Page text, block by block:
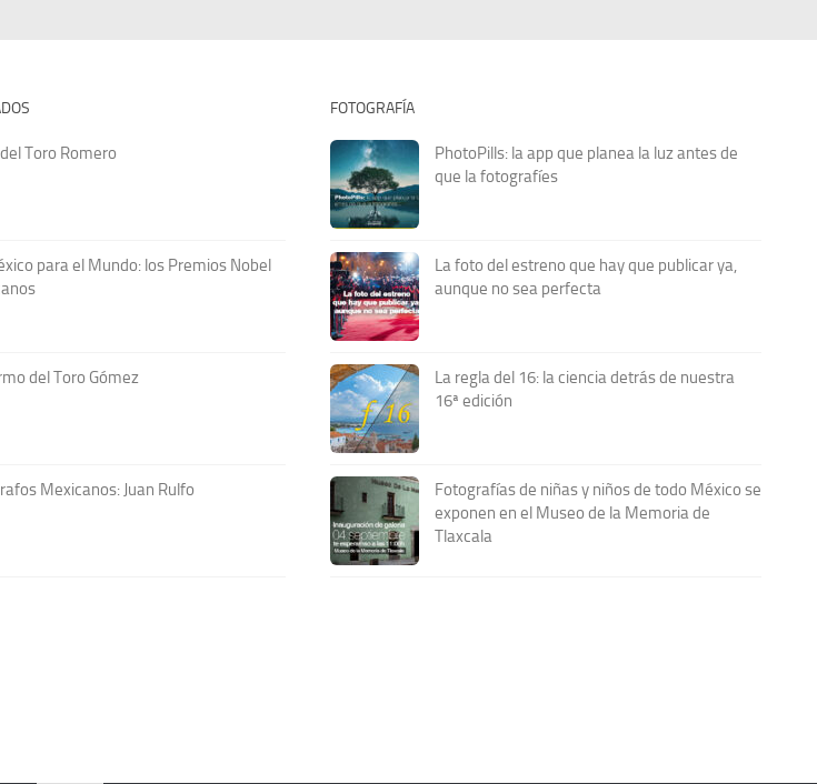
Toro Romero
para el Mundo: los Premios Nobel
del Toro Gómez
Mexicanos: Juan Rulfo
FOTOGRAFÍA
PhotoPills: la app que planea la luz antes de
que la fotografíes
La foto del estreno que hay que publicar ya,
aunque no sea perfecta
La regla del 16: la ciencia detrás de nuestra
16ª edición
Fotografías de niñas y niños de todo México se
exponen en el Museo de la Memoria de
Tlaxcala